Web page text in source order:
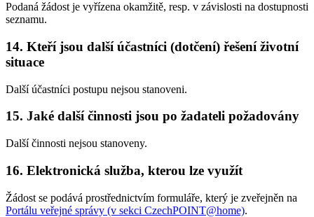
Podaná žádost je vyřízena okamžitě, resp. v závislosti na dostupnosti
seznamu.
14. Kteří jsou další účastníci (dotčení) řešení životní
situace
Další účastníci postupu nejsou stanoveni.
15. Jaké další činnosti jsou po žadateli požadovány
Další činnosti nejsou stanoveny.
16. Elektronická služba, kterou lze využít
Žádost se podává prostřednictvím formuláře, který je zveřejněn na
Portálu veřejné správy (v sekci CzechPOINT@home).